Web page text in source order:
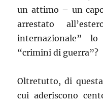
un attimo – un
arrestato
internazionale”
“crimini di guerra”?
Oltretutto, di
cui aderiscono